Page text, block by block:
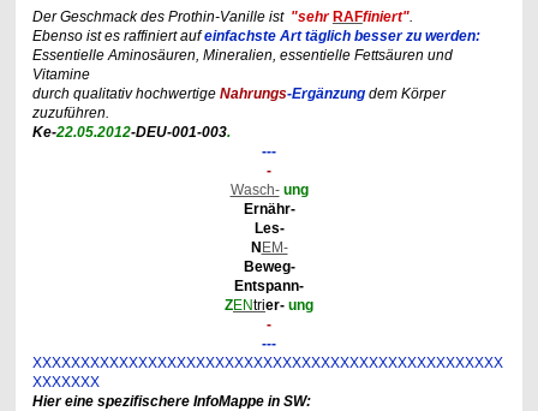
Der Geschmack des Prothin-Vanille ist "sehrRAFfiniert".
Ebenso ist es raffiniert aufeinfachste Art täglich besser zu werden:
Essentielle Aminosäuren, Mineralien, essentielle Fettsäuren und
Vitamine
durch qualitativ hochwertige Nahrungs-Ergänzungdem Körper
zuzuführen.
Ke-22.05.2012-DEU-001-003.
---
-
Wasch- ung
Ernähr-
Les-
NEM-
Beweg-
Entspann-
ZENtrier- ung
-
---
XXXXXXXXXXXXXXXXXXXXXXXXXXXXXXXXXXXXXXXXXXXXXXXXX
XXXXXXX
Hier eine spezifischere InfoMappe in SW: